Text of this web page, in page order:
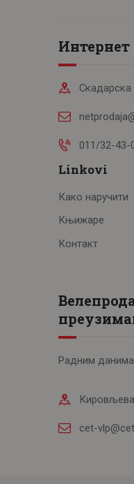
Интернет
Скадарска
011/32-43-
Linkovi
Како наручити
Књижаре
Контакт
Радним
cet-